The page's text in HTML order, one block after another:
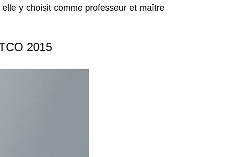
elle y choisit comme professeur et maître
2015